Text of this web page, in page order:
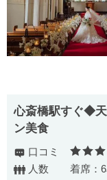
心斎橋駅すぐ◆
ン美食
口コミ
人数
着席：